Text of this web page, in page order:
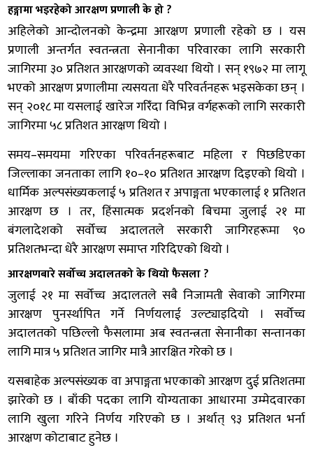
हङ्गामा भइरहेको आरक्षण प्रणाली के हो ?
अहिलेको आन्दोलनको केन्द्रमा आरक्षण प्रणाली रहेको छ । यस
प्रणाली अन्तर्गत स्वतन्त्रता सेनानीका परिवारका लागि सरकारी
जागिरमा ३० प्रतिशत आरक्षणको व्यवस्था थियो । सन् १९७२ मा लागू
भएको आरक्षण प्रणालीमा त्यसयता धेरै परिवर्तनहरू भइसकेका छन् ।
सन् २०१८ मा यसलाई खारेज गरिँदा विभिन्न वर्गहरूको लागि सरकारी
जागिरमा ५८ प्रतिशत आरक्षण थियो ।
समय–समयमा गरिएका परिवर्तनहरूबाट महिला र पिछडिएका
जिल्लाका जनताका लागि १०–१० प्रतिशत आरक्षण दिइएको थियो ।
धार्मिक अल्पसंख्यकलाई ५ प्रतिशत र अपाङ्गता भएकालाई १ प्रतिशत
आरक्षण छ । तर, हिंसात्मक प्रदर्शनको बिचमा जुलाई २१ मा
बंगलादेशको सर्वोच्च अदालतले सरकारी जागिरहरूमा ९०
प्रतिशतभन्दा धेरै आरक्षण समाप्त गरिदिएको थियो ।
आरक्षणबारे सर्वोच्च अदालतको के थियो फैसला ?
जुलाई २१ मा सर्वोच्च अदालतले सबै निजामती सेवाको जागिरमा
आरक्षण पुनर्स्थापित गर्ने निर्णयलाई उल्ट्याइदियो । सर्वोच्च
अदालतको पछिल्लो फैसलामा अब स्वतन्त्रता सेनानीका सन्तानका
लागि मात्र ५ प्रतिशत जागिर मात्रै आरक्षित गरेको छ ।
यसबाहेक अल्पसंख्यक वा अपाङ्गता भएकाको आरक्षण दुई प्रतिशतमा
झारेको छ । बाँकी पदका लागि योग्यताका आधारमा उम्मेदवारका
लागि खुला गरिने निर्णय गरिएको छ । अर्थात् ९३ प्रतिशत भर्ना
आरक्षण कोटाबाट हुनेछ ।